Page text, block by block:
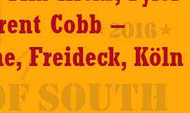
Cobb –
Freideck, Köln